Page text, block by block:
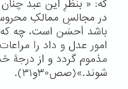
که: « بنظرِ این عبد
در مجالسِ ممالکِ
باشد اَحسَن است، چه
امور عدل و داد را
مذموم گردد و از درجۀ
شوند.»(صص۳۰و۳۱).